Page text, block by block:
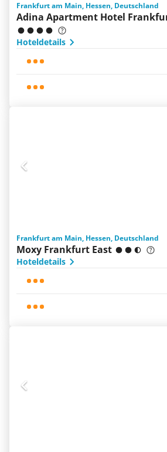
Frankfurt am Main, Hessen, Deutschland
Adina Apartment Hotel
Hoteldetails
Frankfurt am Main, Hessen, Deutschland
Moxy Frankfurt East
Hoteldetails